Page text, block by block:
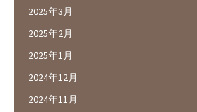
2025年3月
2025年2月
2025年1月
2024年12月
2024年11月